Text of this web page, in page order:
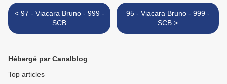
< 97 - Viacara Bruno - 999 -
SCB
95 - Viacara Bruno - 999 -
SCB >
Hébergé par Canalblog
Top articles